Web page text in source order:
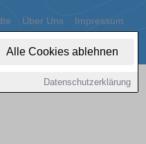
Alle Cookies ablehnen
Datenschutzerklärung
Über Uns Impressum
Cookies
| Content by: 1a-sites-autos